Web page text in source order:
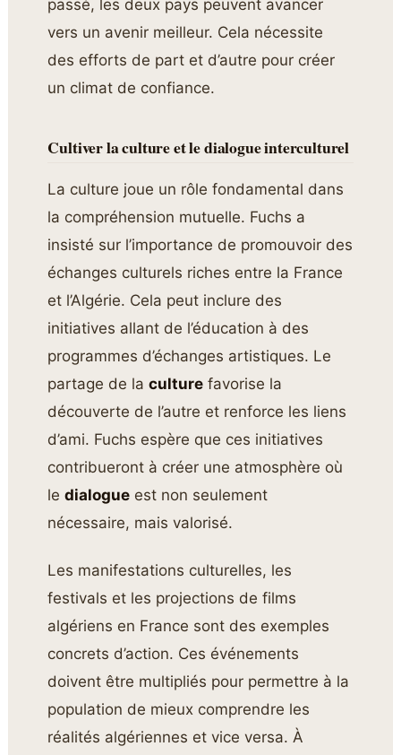
passé, les deux pays peuvent avancer
vers un avenir meilleur. Cela nécessite
des efforts de part et d’autre pour créer
un climat de confiance.
Cultiver la culture et le dialogue interculturel
La culture joue un rôle fondamental dans
la compréhension mutuelle. Fuchs a
insisté sur l’importance de promouvoir des
échanges culturels riches entre la France
et l’Algérie. Cela peut inclure des
initiatives allant de l’éducation à des
programmes d’échanges artistiques. Le
partage de laculture favorise la
découverte de l’autre et renforce les liens
d’ami. Fuchs espère que ces initiatives
contribueront à créer une atmosphère où
ledialogue est non seulement
nécessaire, mais valorisé.
Les manifestations culturelles, les
festivals et les projections de films
algériens en France sont des exemples
concrets d’action. Ces événements
doivent être multipliés pour permettre à la
population de mieux comprendre les
réalités algériennes et vice versa. À